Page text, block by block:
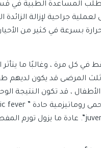
المساعدة الطبية في
جراحية لإزالة الزائدة
كل مرة ، وغالبًا ما يتأثر
المرضى قد يكون لديهم
، قد تكون النتيجة